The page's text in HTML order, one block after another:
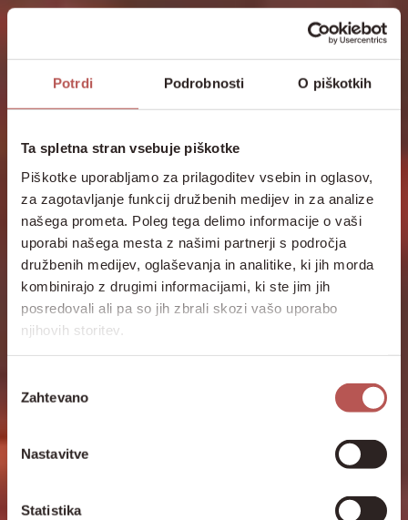
Potrdi Podrobnosti O piškotkih
Ta spletna stran vsebuje piškotke
Piškotke uporabljamo za prilagoditev vsebin in oglasov,
za zagotavljanje funkcij družbenih medijev in za analize
našega prometa. Poleg tega delimo informacije o vaši
uporabi našega mesta z našimi partnerji s področja
družbenih medijev, oglaševanja in analitike, ki jih morda
kombinirajo z drugimi informacijami, ki ste jim jih
posredovali ali pa so jih zbrali skozi vašo uporabo
njihovih storitev.
soglasja
Zahtevano
Nastavitve
Statistika